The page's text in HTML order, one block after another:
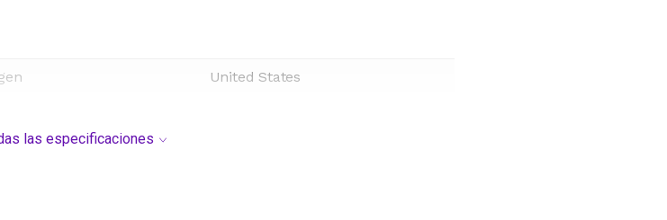
United States
las especificaciones